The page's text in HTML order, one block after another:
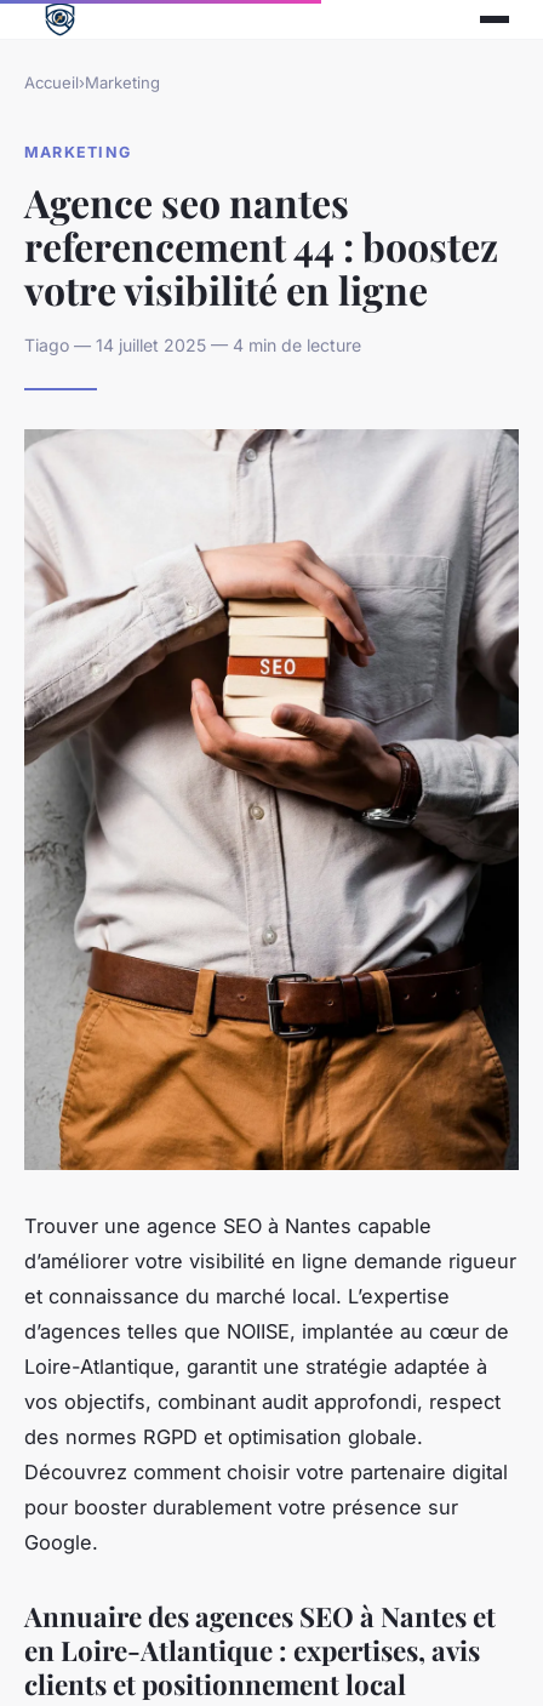
Accueil›Marketing
MARKETING
Agence seo nantes
referencement 44 : boostez
votre visibilité en ligne
Tiago — 14 juillet 2025 — 4 min de lecture
Trouver une agence SEO à Nantes capable
d’améliorer votre visibilité en ligne demande rigueur
et connaissance du marché local. L’expertise
d’agences telles que NOIISE, implantée au cœur de
Loire-Atlantique, garantit une stratégie adaptée à
vos objectifs, combinant audit approfondi, respect
des normes RGPD et optimisation globale.
Découvrez comment choisir votre partenaire digital
pour booster durablement votre présence sur
Google.
Annuaire des agences SEO à Nantes et
en Loire-Atlantique : expertises, avis
clients et positionnement local